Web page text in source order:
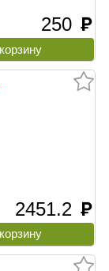
250 руб
2451.2 руб